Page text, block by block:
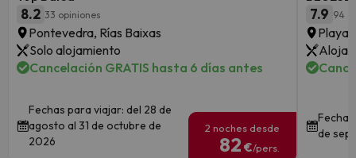
8.2 33 opiniones
Pontevedra, Rías Baixas
Solo alojamiento
Cancelación GRATIS hasta 6 días antes
Fechas para viajar: del 28 de
agosto al 31 de octubre de
2026
2 noches desde
82 €/pers.
7.9 94
Playa
de